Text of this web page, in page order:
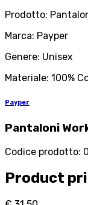
Prodotto:
Marca: Payper
Genere: Unisex
Materiale: 100%
Payper
Pantaloni
Codice prodotto:
Product